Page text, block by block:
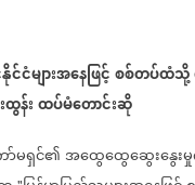
ငံများအနေဖြင့်စစ်တပ်ထံသို့
ထွန်းထပ်မံတောင်းဆို
ာ်မရှင်၏အထွေထွေဆွေးနွေး